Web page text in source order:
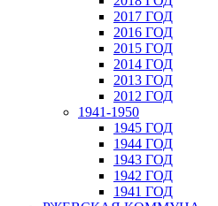
2017 ГОД
2016 ГОД
2015 ГОД
2014 ГОД
2013 ГОД
2012 ГОД
1941-1950
1945 ГОД
1944 ГОД
1943 ГОД
1942 ГОД
1941 ГОД